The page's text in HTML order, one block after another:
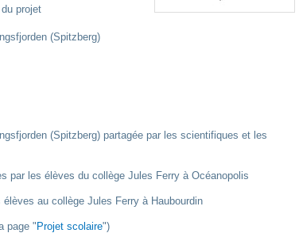
projet
(Spitzberg)
(Spitzberg) partagée par les scientifiques et les
par les élèves du collège Jules Ferry à Océanopolis
au collège Jules Ferry à Haubourdin
page "Projet scolaire")